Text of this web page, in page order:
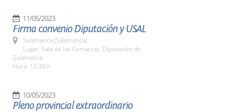
11/05/2023
Firma convenio Diputación y USAL
Salamanca (Salamanca)
Lugar: Sala de las Comarcas. Diputación de
Salamanca
Hora: 12:30 h.
10/05/2023
Pleno provincial extraordinario